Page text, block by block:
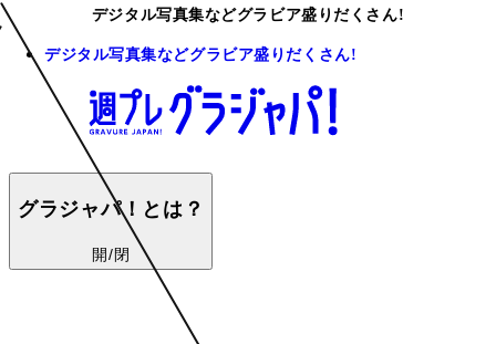
デジタル写真集などグラビア盛りだくさん!
デジタル写真集などグラビア盛りだくさん!
グラジャパ！とは？
開/閉